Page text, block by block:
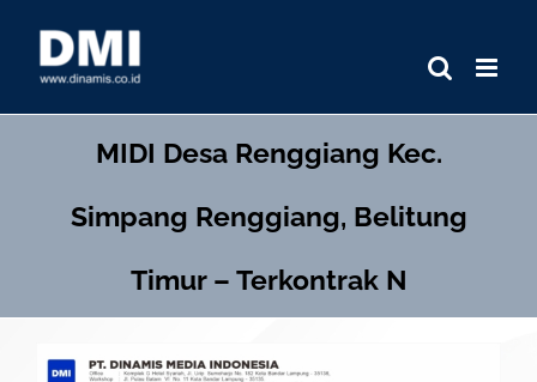
MIDI Desa Renggiang Kec.
Simpang Renggiang, Belitung
Timur – Terkontrak N